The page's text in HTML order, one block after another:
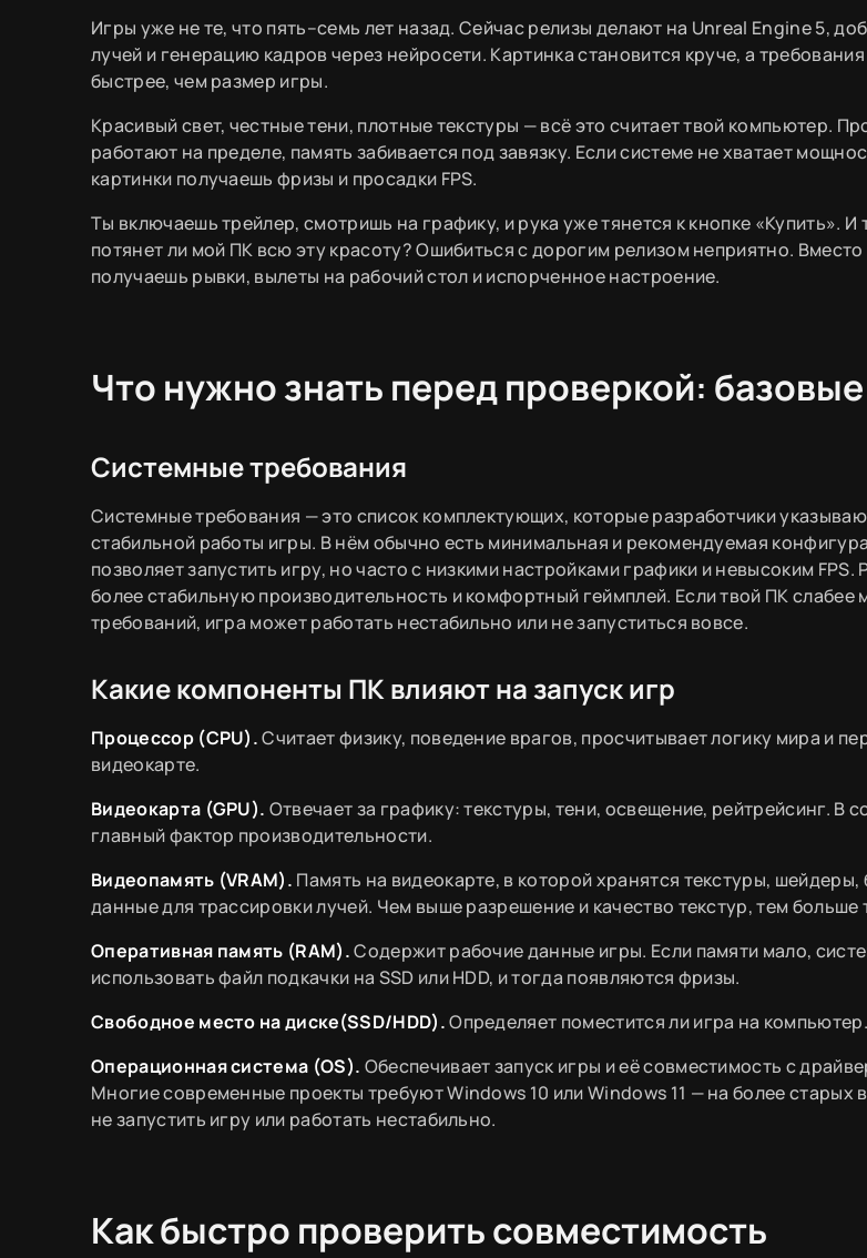
Игры уже не те, что пять–семь лет назад. Сейчас релизы делают на Unreal Engine 5,
лучей и генерацию кадров через нейросети. Картинка становится круче, а
быстрее, чем размер игры.
Красивый свет, честные тени, плотные текстуры — всё это считает твой компьютер.
работают на пределе, память забивается под завязку. Если системе не хватает
картинки получаешь фризы и просадки FPS.
Ты включаешь трейлер, смотришь на графику, и рука уже тянется к кнопке «Купить». И
потянет ли мой ПК всю эту красоту? Ошибиться с дорогим релизом неприятно.
получаешь рывки, вылеты на рабочий стол и испорченное настроение.
Что нужно знать перед проверкой:
Системные требования
Системные требования — это список комплектующих, которые разработчики
стабильной работы игры. В нём обычно есть минимальная и рекомендуемая
позволяет запустить игру, но часто с низкими настройками графики и невысоким
более стабильную производительность и комфортный геймплей. Если твой ПК слабее
требований, игра может работать нестабильно или не запуститься вовсе.
Какие компоненты ПК влияют на запуск игр
Процессор (CPU).Считает физику, поведение врагов, просчитывает логику мира и
видеокарте.
Видеокарта (GPU). Отвечает за графику: текстуры, тени, освещение, рейтрейсинг. В
главный фактор производительности.
Видеопамять (VRAM). Память на видеокарте, в которой хранятся текстуры,
данные для трассировки лучей. Чем выше разрешение и качество текстур, тем больше
Оперативная память (RAM).Содержит рабочие данные игры. Если памяти мало,
использовать файл подкачки на SSD или HDD, и тогда появляются фризы.
Свободное место на диске(SSD/HDD).Определяет поместится ли игра на компьютер.
Операционная система (OS). Обеспечивает запуск игры и её совместимость с
Многие современные проекты требуют Windows 10 или Windows 11 — на более старых
не запустить игру или работать нестабильно.
Как быстро проверить совместимость